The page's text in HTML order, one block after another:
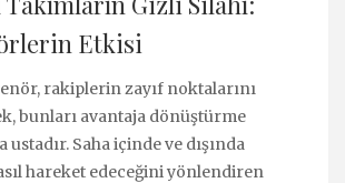
Etkisi
rakiplerin zayıf noktalarını
bunları avantaja dönüştürme
Saha içinde ve dışında
hareket edeceğini yönlendiren